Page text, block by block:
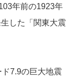
年前の1923年
した「関東大震
7.9の巨大地震